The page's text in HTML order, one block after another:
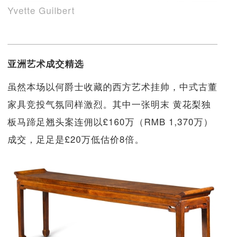
Yvette Guilbert
亚洲艺术成交精选
虽然本场以何爵士收藏的西方艺术挂帅，中式古董
家具竞投气氛同样激烈。其中一张明末 黄花梨独
板马蹄足翘头案连佣以£160万（RMB 1,370万）
成交，足足是£20万低估价8倍。